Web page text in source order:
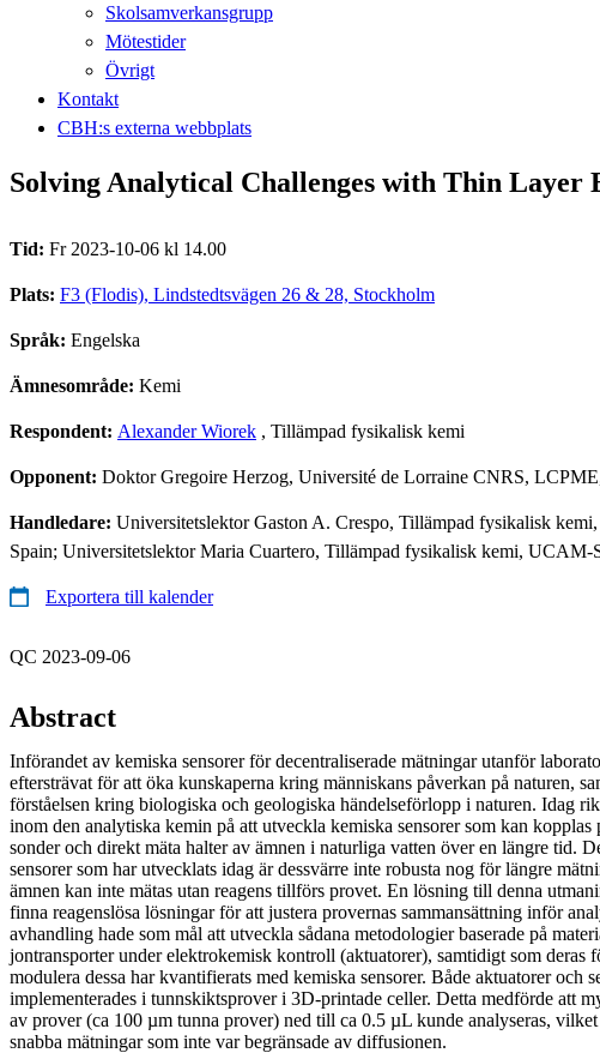
Skolsamverkansgrupp
Mötestider
Övrigt
Kontakt
CBH:s externa webbplats
Solving Analytical Challenges with Thin Layer
Tid: Fr 2023-10-06 kl 14.00
Plats: F3 (Flodis), Lindstedtsvägen 26 & 28, Stockholm
Språk: Engelska
Ämnesområde: Kemi
Respondent: Alexander Wiorek , Tillämpad fysikalisk kemi
Opponent: Doktor Gregoire Herzog, Université de Lorraine CNRS,
Handledare: Universitetslektor Gaston A. Crespo, Tillämpad fysikalisk
Spain; Universitetslektor Maria Cuartero, Tillämpad fysikalisk kemi,
Exportera till kalender
QC 2023-09-06
Abstract
Införandet av kemiska sensorer för decentraliserade mätningar utanför
eftersträvat för att öka kunskaperna kring människans påverkan på naturen,
förståelsen kring biologiska och geologiska händelseförlopp i naturen. Idag
inom den analytiska kemin på att utveckla kemiska sensorer som kan kopplas
sonder och direkt mäta halter av ämnen i naturliga vatten över en längre tid.
sensorer som har utvecklats idag är dessvärre inte robusta nog för längre
ämnen kan inte mätas utan reagens tillförs provet. En lösning till denna
finna reagenslösa lösningar för att justera provernas sammansättning inför
avhandling hade som mål att utveckla sådana metodologier baserade på
jontransporter under elektrokemisk kontroll (aktuatorer), samtidigt som deras
modulera dessa har kvantifierats med kemiska sensorer. Både aktuatorer och
implementerades i tunnskiktsprover i 3D-printade celler. Detta medförde att
av prover (ca 100 µm tunna prover) ned till ca 0.5 µL kunde analyseras, vilket
snabba mätningar som inte var begränsade av diffusionen.